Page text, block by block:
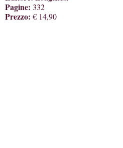
Pagine: 332
Prezzo: € 14,90